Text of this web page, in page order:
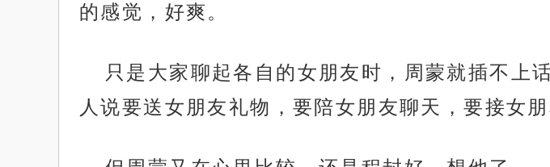
的感觉，好爽。
只是大家聊起各自的女朋友时，周蒙就插不上
人说要送女朋友礼物，要陪女朋友聊天，要接女